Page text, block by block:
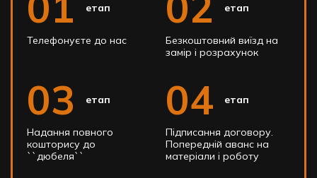
етап
Телефонуєте до нас
етап
Безкоштовний виїзд на
замір і розрахунок
03 етап
Надання повного
кошторису до
``дюбеля``
04 етап
Підписання договору.
Попередній аванс на
матеріали і роботу